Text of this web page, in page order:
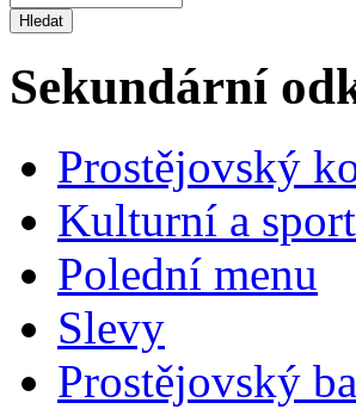
Sekundární
Prostějovský
Kulturní a
Polední menu
Slevy
Prostějovský